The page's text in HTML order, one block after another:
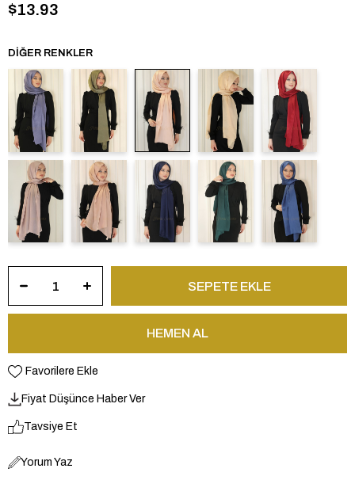
$13.93
DIĞER RENKLER
Favorilere Ekle
Fiyat Düşünce Haber Ver
Tavsiye Et
Yorum Yaz